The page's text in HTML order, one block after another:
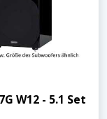
W12 - 5.1 Set